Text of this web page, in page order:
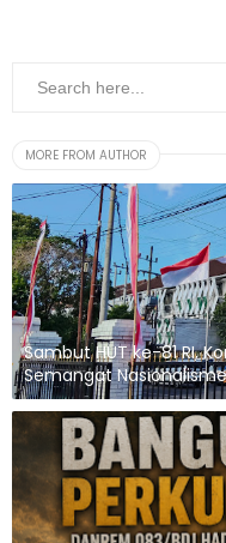
MORE FROM AUTHOR
Sambut HUT ke-81 RI,
Semangat